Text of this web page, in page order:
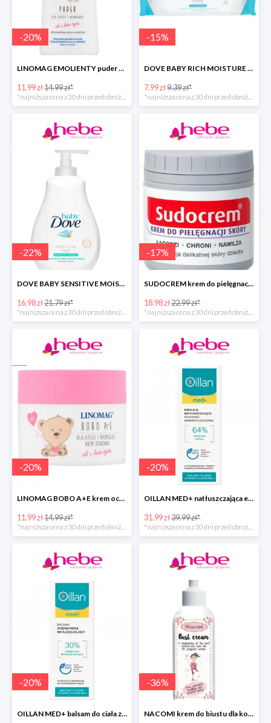
-20%
LINOMAG EMOLIENTY puder dla dzieci i niemowląt od 1. dnia życia -40%
11.99 zł14.99 zł*
*najniższa cena z 30 dni przed obniżką
-15%
DOVE BABY RICH MOISTURE chusteczki pielęgnacyjne -40%
7.99 zł9.39 zł*
*najniższa cena z 30 dni przed obniżką
-22%
DOVE BABY SENSITIVE MOISTURE emulsja do mycia ciała i włosów -40%
16.98 zł21.79 zł*
-17%
SUDOCREM krem do pielęgnacji delikatnej skóry dziecka
18.98 zł22.99 zł*
-20%
LINOMAG BOBO A+E krem ochronny dla dzieci i niemowląt od 1. dnia życia
11.99 zł14.99 zł*
*najniższa cena z 30 dni przed obniżką
-20%
OILLAN MED+ natłuszczająca emulsja do kąpieli
31.99 zł39.99 zł*
*najniższa cena z 30 dni przed obniżką
-20%
OILLAN MED+ balsam do ciała z kompleksem natłuszczającym
-36%
NACOMI krem do biustu dla kobiet w ciąży